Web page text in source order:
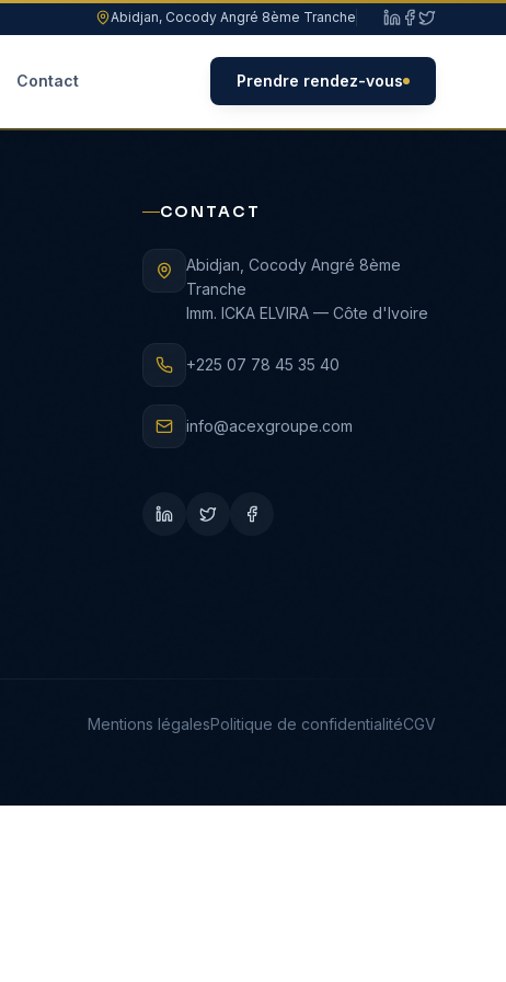
Abidjan, Cocody Angré 8ème Tranche
Contact Prendre rendez-vous
CONTACT
Abidjan, Cocody Angré 8ème
Tranche
Imm. ICKA ELVIRA — Côte d'Ivoire
+225 07 78 45 35 40
info@acexgroupe.com
Mentions légalesPolitique de confidentialitéCGV